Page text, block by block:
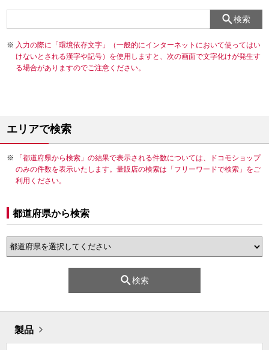
検索
入力の際に「環境依存文字」（一般的にインターネットにおいて使ってはい
けないとされる漢字や記号）を使用しますと、次の画面で文字化けが発生す
る場合がありますのでご注意ください。
エリアで検索
「都道府県から検索」の結果で表示される件数については、ドコモショップ
のみの件数を表示いたします。量販店の検索は「フリーワードで検索」をご
利用ください。
都道府県から検索
検索
製品